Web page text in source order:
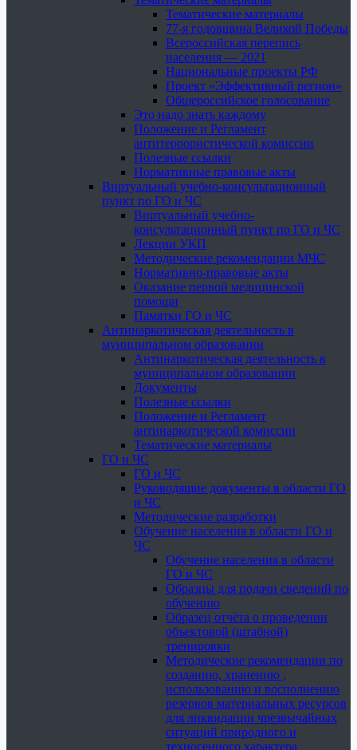
Тематические материалы
77-я годовщина Великой Победы
Всероссийская перепись
населения — 2021
Национальные проекты РФ
Проект «Эффективный регион»
Общероссийское голосование
Это надо знать каждому
Положение и Регламент
антитеррористической комиссии
Полезные ссылки
Нормативные правовые акты
Виртуальный учебно-консультационный
пункт по ГО и ЧС
Виртуальный учебно-
консультационный пункт по ГО и ЧС
Лекции УКП
Методические рекомендации МЧС
Нормативно-правовые акты
Оказание первой медицинской
помощи
Памятки ГО и ЧС
Антинаркотическая деятельность в
муниципальном образовании
Антинаркотическая деятельность в
муниципальном образовании
Документы
Полезные ссылки
Положение и Регламент
антинаркотической комиссии
Тематические материалы
ГО и ЧС
ГО и ЧС
Руководящие документы в области ГО
и ЧС
Методические разработки
Обучение населения в области ГО и
ЧС
Обучение населения в области
ГО и ЧС
Образцы для подачи сведений по
обучению
Образец отчёта о проведении
объектовой (штабной)
тренировки
Методические рекомендации по
созданию, хранению ,
использованию и восполнению
резервов материальных ресурсов
для ликвидации чрезвычайных
ситуаций природного и
техногенного характера